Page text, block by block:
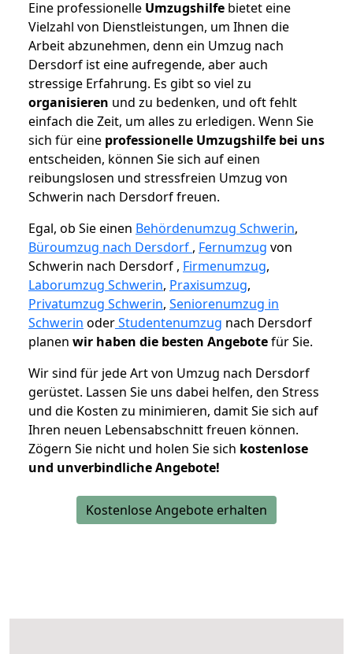
Eine professionelle Umzugshilfe bietet eine
Vielzahl von Dienstleistungen, um Ihnen die
Arbeit abzunehmen, denn ein Umzug nach
Dersdorf ist eine aufregende, aber auch
stressige Erfahrung. Es gibt so viel zu
organisieren und zu bedenken, und oft fehlt
einfach die Zeit, um alles zu erledigen. Wenn Sie
sich für eine professionelle Umzugshilfe bei uns
entscheiden, können Sie sich auf einen
reibungslosen und stressfreien Umzug von
Schwerin nach Dersdorf freuen.
Egal, ob Sie einen Behördenumzug Schwerin,
Büroumzug nach Dersdorf , Fernumzug von
Schwerin nach Dersdorf , Firmenumzug,
Laborumzug Schwerin, Praxisumzug,
Privatumzug Schwerin, Seniorenumzug in
Schwerin oderStudentenumzug nach Dersdorf
planen wir haben die besten Angebotefür Sie.
Wir sind für jede Art von Umzug nach Dersdorf
gerüstet. Lassen Sie uns dabei helfen, den Stress
und die Kosten zu minimieren, damit Sie sich auf
Ihren neuen Lebensabschnitt freuen können.
Zögern Sie nicht und holen Sie sich kostenlose
und unverbindliche Angebote!
Kostenlose Angebote erhalten